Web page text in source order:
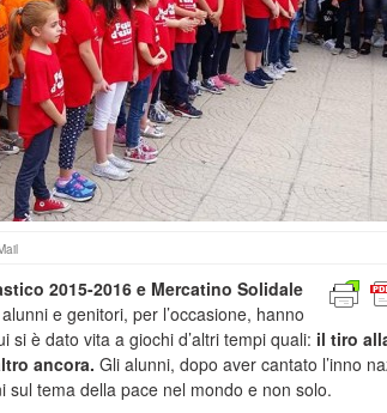
2015-2016 e Mercatino Solidale
e genitori, per l’occasione, hanno
è dato vita a giochi d’altri tempi quali: il tiro
ancora. Gli alunni, dopo aver cantato l’inno
tema della pace nel mondo e non solo.